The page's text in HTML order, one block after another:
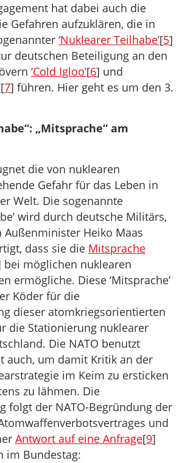
hat dabei auch die
Gefahren aufzuklären, die in
‘Nuklearer Teilhabe’[5]
deutschen Beteiligung an den
‘Cold Igloo’[6] und
[7] führen. Hier geht es um den 3.
„Mitsprache“ am
die von nuklearen
Gefahr für das Leben in
Welt. Die sogenannte
wird durch deutsche Militärs,
Außenminister Heiko Maas
dass sie die Mitsprache
bei möglichen nuklearen
ermögliche. Diese ‘Mitsprache’
Köder für die
dieser atomkriegsorientierten
die Stationierung nuklearer
Die NATO benutzt
auch, um damit Kritik an der
im Keim zu ersticken
zu lähmen. Die
folgt der NATO-Begründung der
und
Antwort auf eine Anfrage[9]
im Bundestag: